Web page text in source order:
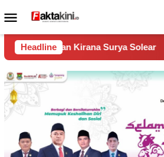
ke
Menu
Mobile
Headline Spanyol Juara Piala